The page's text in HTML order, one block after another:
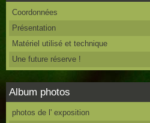
Coordonnées
Présentation
Matériel utilisé et technique
Une future réserve !
Album photos
photos de l' exposition